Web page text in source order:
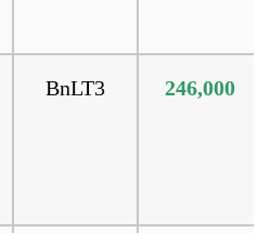
BnLT3 246,000